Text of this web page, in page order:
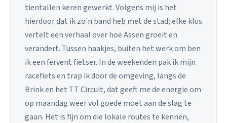
tientallen keren gewerkt. Volgens mij is het
hierdoor dat ik zo'n band heb met de stad; elke klus
vertelt een verhaal over hoe Assen groeit en
verandert. Tussen haakjes, buiten het werk om ben
ik een fervent fietser. In de weekenden pak ik mijn
racefiets en trap ik door de omgeving, langs de
Brink en het TT Circuit, dat geeft me de energie om
op maandag weer vol goede moet aan de slag te
gaan. Het is fijn om die lokale routes te kennen,